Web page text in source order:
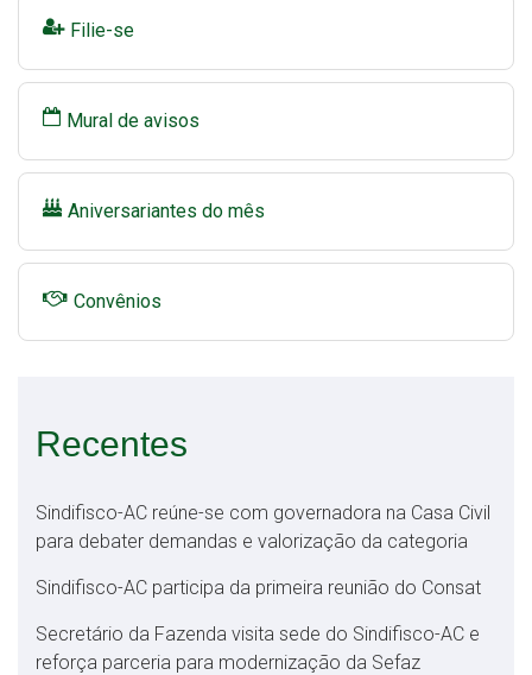
Filie-se
Mural de avisos
Aniversariantes do mês
Convênios
Recentes
Sindifisco-AC reúne-se com governadora na Casa Civil
para debater demandas e valorização da categoria
Sindifisco-AC participa da primeira reunião do Consat
Secretário da Fazenda visita sede do Sindifisco-AC e
reforça parceria para modernização da Sefaz